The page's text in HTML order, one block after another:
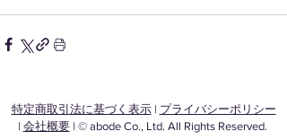
特定商取引法に基づく表示| プライバシーポリシー
| 会社概要| © abode Co., Ltd. All Rights Reserved.